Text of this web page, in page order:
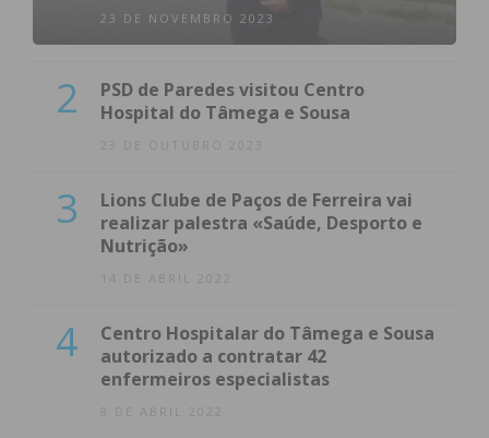
23 DE NOVEMBRO 2023
2
PSD de Paredes visitou Centro
Hospital do Tâmega e Sousa
23 DE OUTUBRO 2023
3
Lions Clube de Paços de Ferreira vai
realizar palestra «Saúde, Desporto e
Nutrição»
14 DE ABRIL 2022
4
Centro Hospitalar do Tâmega e Sousa
autorizado a contratar 42
enfermeiros especialistas
8 DE ABRIL 2022